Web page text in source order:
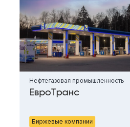
Нефтегазовая промышленность
ЕвроТранс
Биржевые компании